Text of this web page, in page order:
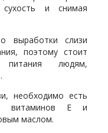
сухость и снимая
выработки слизи
поэтому стоит
людям,
необходимо есть
витаминов Е и
маслом.